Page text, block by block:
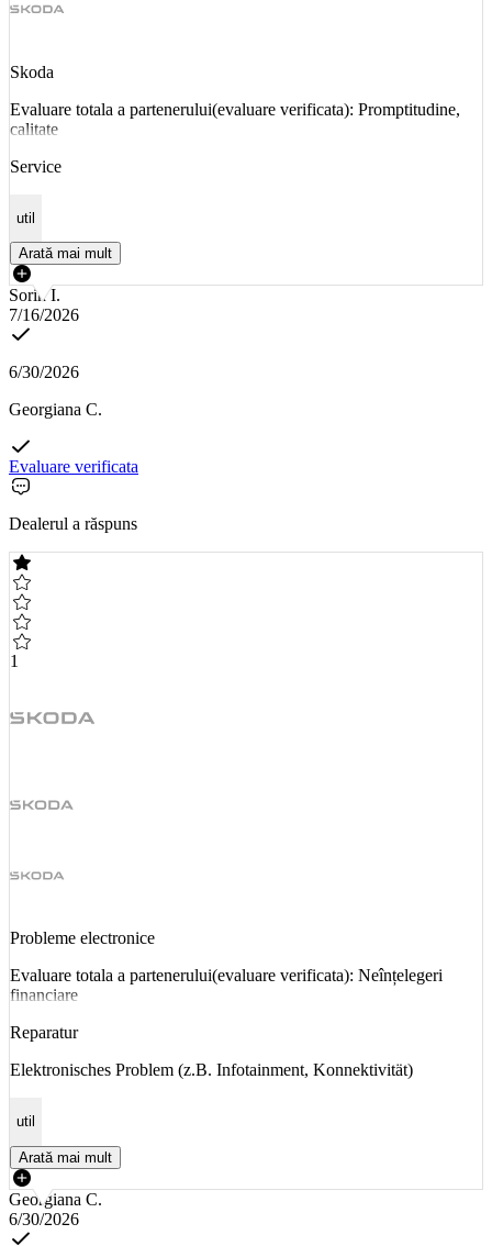
Skoda
Evaluare totala a partenerului(evaluare verificata): Promptitudine,
calitate
Service
util
Arată mai mult
Sorin I.
7/16/2026
6/30/2026
Georgiana C.
Evaluare verificata
Dealerul a răspuns
1
Probleme electronice
Evaluare totala a partenerului(evaluare verificata): Neînțelegeri
financiare
Reparatur
Elektronisches Problem (z.B. Infotainment, Konnektivität)
util
Arată mai mult
Georgiana C.
6/30/2026